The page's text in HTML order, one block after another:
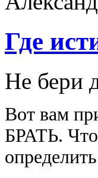
Где
Не бери
Вот вам
БРАТЬ.